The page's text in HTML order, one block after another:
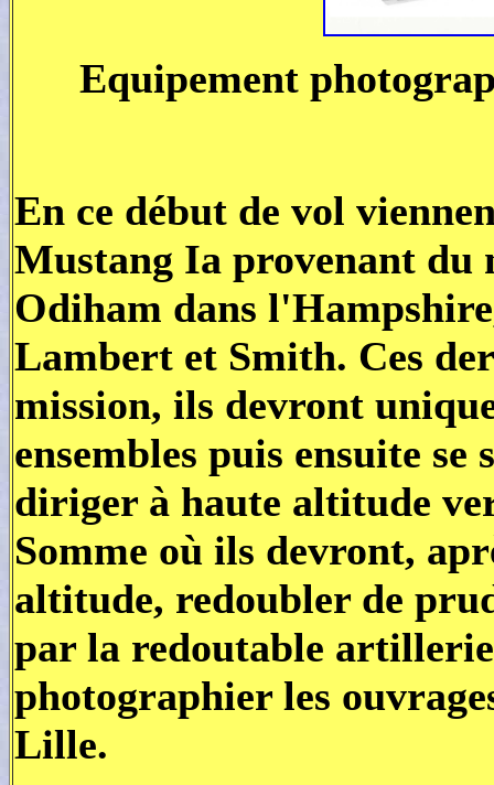
Equipement
En ce début de vol
Mustang Ia provenant du
Odiham dans
Lambert et Smith. Ces
mission, ils devront
ensembles puis ensuite se
diriger à haute altitude
Somme où ils devront,
altitude, redoubler de
par la redoutable
photographier les
Lille.